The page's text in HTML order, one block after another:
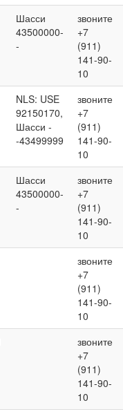
Шасси
43500000-
-
звоните
+7
(911)
141-90-
10
NLS: USE
92150170,
Шасси -
-43499999
звоните
+7
(911)
141-90-
10
Шасси
43500000-
-
звоните
+7
(911)
141-90-
10
звоните
+7
(911)
141-90-
10
звоните
+7
(911)
141-90-
10